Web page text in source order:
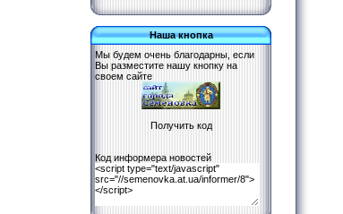
Наша кнопка
Мы будем очень благодарны, если
Вы разместите нашу кнопку на
своем сайте
Код информера новостей